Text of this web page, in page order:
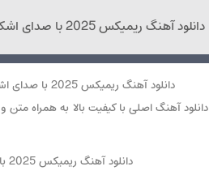
دانلود آهنگ ریمیکس 2025 با صدای اشکان نیکپور
دانلود آهنگ ریمیکس 2025 با صدای اشکان نیکپور با لینک مستقیم
دانلود آهنگ اصلی با کیفیت بالا به همراه